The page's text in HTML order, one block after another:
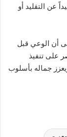
عن التقليد أو
أن الوعي قبل
على تنفيذ
جماله بأسلوب